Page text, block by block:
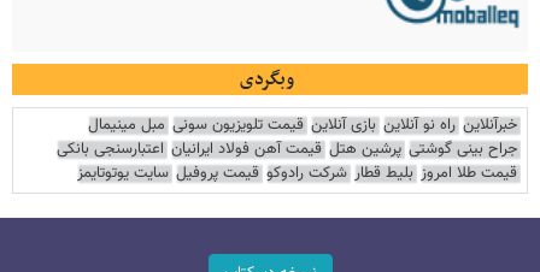
وبگردی
خبرآنلاین راه نو آنلاین بازی آنلاین قیمت تلویزیون سونی مبل مینیمال
جراح بینی گوشتی پرشین هتل قیمت آهن فولاد ایرانیان اعتبارسنجی بانکی
قیمت طلا امروز بلیط قطار شرکت رادوکو قیمت پروفیل سایت یوتوتایمز